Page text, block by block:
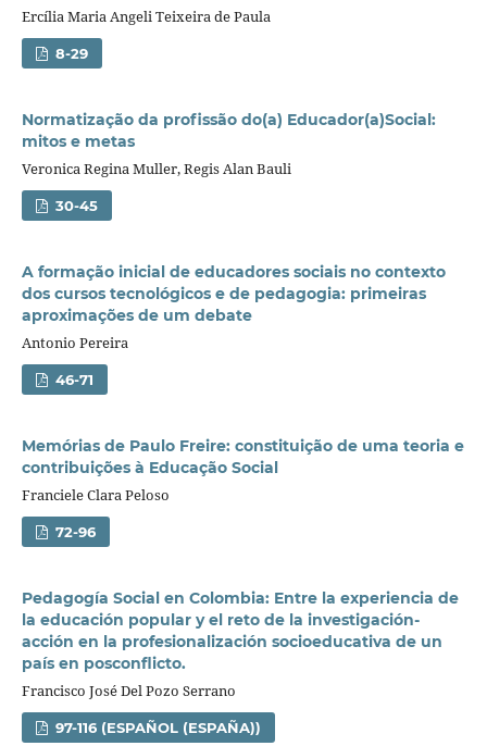
Ercília Maria Angeli Teixeira de Paula
8-29
Normatização da profissão do(a) Educador(a)Social:
mitos e metas
Veronica Regina Muller, Regis Alan Bauli
30-45
A formação inicial de educadores sociais no contexto
dos cursos tecnológicos e de pedagogia: primeiras
aproximações de um debate
Antonio Pereira
46-71
Memórias de Paulo Freire: constituição de uma teoria e
contribuições à Educação Social
Franciele Clara Peloso
72-96
Pedagogí­a Social en Colombia: Entre la experiencia de
la educación popular y el reto de la investigación-
acción en la profesionalización socioeducativa de un
paí­s en posconflicto.
Francisco José Del Pozo Serrano
97-116 (ESPAÑOL (ESPAÑA))